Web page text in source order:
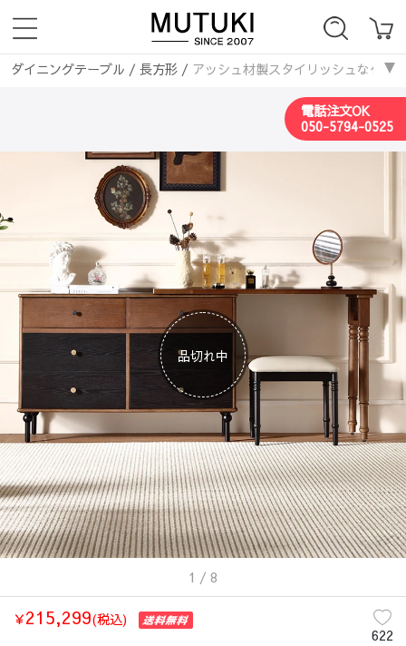
ダイニングテーブル / 長方形/ アッシュ材製スタイリッシュな化
電話注文OK
050-5794-0525
品切れ中
1 / 8
￥215,299(税込)
622